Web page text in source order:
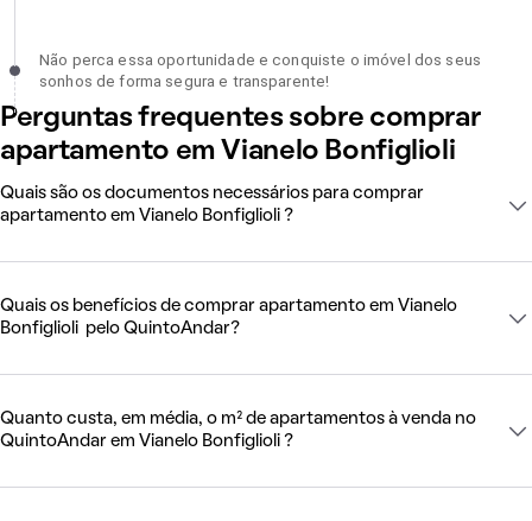
Não perca essa oportunidade e conquiste o imóvel dos seus
de forma segura e transparente!, incompleto
Não perca essa oportunidade e conquiste o imóvel dos seus
sonhos de forma segura e transparente!
Perguntas frequentes sobre comprar
apartamento em Vianelo Bonfiglioli
Quais são os documentos necessários para comprar
apartamento em Vianelo Bonfiglioli ?
Quais os benefícios de comprar apartamento em Vianelo
Bonfiglioli pelo QuintoAndar?
Quanto custa, em média, o m² de apartamentos à venda no
QuintoAndar em Vianelo Bonfiglioli ?